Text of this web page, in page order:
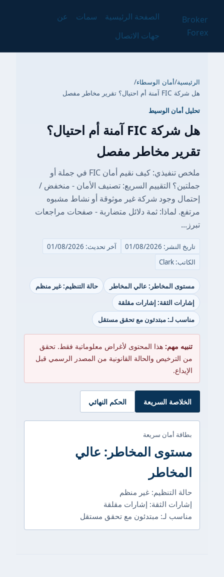
الصفحة الرئيسية سمات
عن
جهات الاتصال
أمان الوسطاء/
الوسيط
هل شركة FIC آمنة أم احتيال؟
مخاطر مفصل
ملخص تنفيذي: كيف نقيم أمان FIC في جملة أو
التقييم السريع: تصنيف الأمان - منخفض /
وجود شركة غير موثوقة أو نشاط مشبوه
ثمة دلائل متضاربة - صفحات مراجعات
آخر تحديث: 01/08/2026
المخاطر: عالي المخاطر
حالة التنظيم: غير منظم
الثقة: إشارات مقلقة
لـ: مبتدئون مع تحقق مستقل
هذا المحتوى لأغراض معلوماتية فقط. تحقق
والحالة القانونية من المصدر الرسمي قبل
السريعة الحكم النهائي
أمان سريعة
المخاطر: عالي
التنظيم: غير منظم
الثقة: إشارات مقلقة
لـ: مبتدئون مع تحقق مستقل